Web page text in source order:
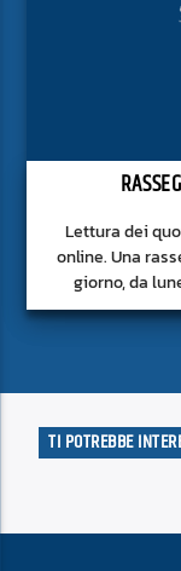
Lettura dei
online. Una
giorno, da
approfondito
TI POTREBBE